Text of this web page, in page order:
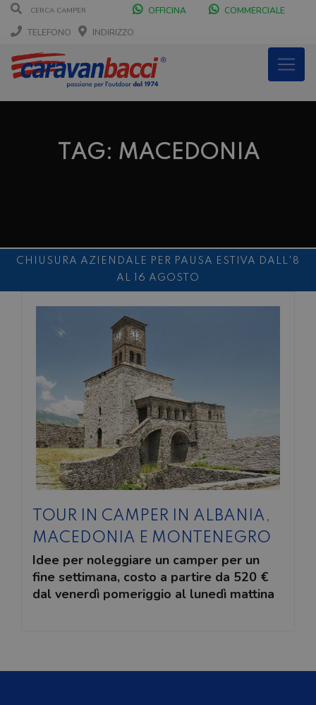
OFFICINA
COMMERCIALE
TELEFONO
INDIRIZZO
TAG: MACEDONIA
CHIUSURA AZIENDALE PER PAUSA ESTIVA DALL'8
AL 16 AGOSTO
SABATO POMERIGGIO
NOLEGGIO ENTRO IL 31.08
NOLEGGI DI SETTEMBRE
TOUR IN CAMPER IN ALBANIA,
MACEDONIA E MONTENEGRO
Idee per noleggiare un camper per un
fine settimana, costo a partire da 520 €
dal venerdì pomeriggio al lunedì mattina